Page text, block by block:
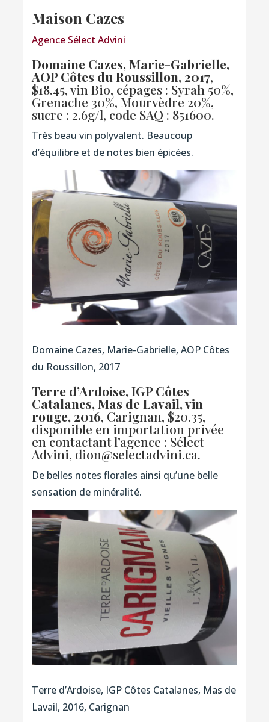
Maison Cazes
Agence Sélect Advini
Domaine Cazes, Marie-Gabrielle,
AOP Côtes du Roussillon, 2017,
$18.45, vin Bio, cépages : Syrah 50%,
Grenache 30%, Mourvèdre 20%,
sucre : 2.6g/l, code SAQ : 851600.
Très beau vin polyvalent. Beaucoup
d’équilibre et de notes bien épicées.
Domaine Cazes, Marie-Gabrielle, AOP Côtes
du Roussillon, 2017
Terre d’Ardoise, IGP Côtes
Catalanes, Mas de Lavail, vin
rouge, 2016, Carignan, $20.35,
disponible en importation privée
en contactant l’agence : Sélect
Advini, dion@selectadvini.ca.
De belles notes florales ainsi qu’une belle
sensation de minéralité.
Terre d’Ardoise, IGP Côtes Catalanes, Mas de
Lavail, 2016, Carignan